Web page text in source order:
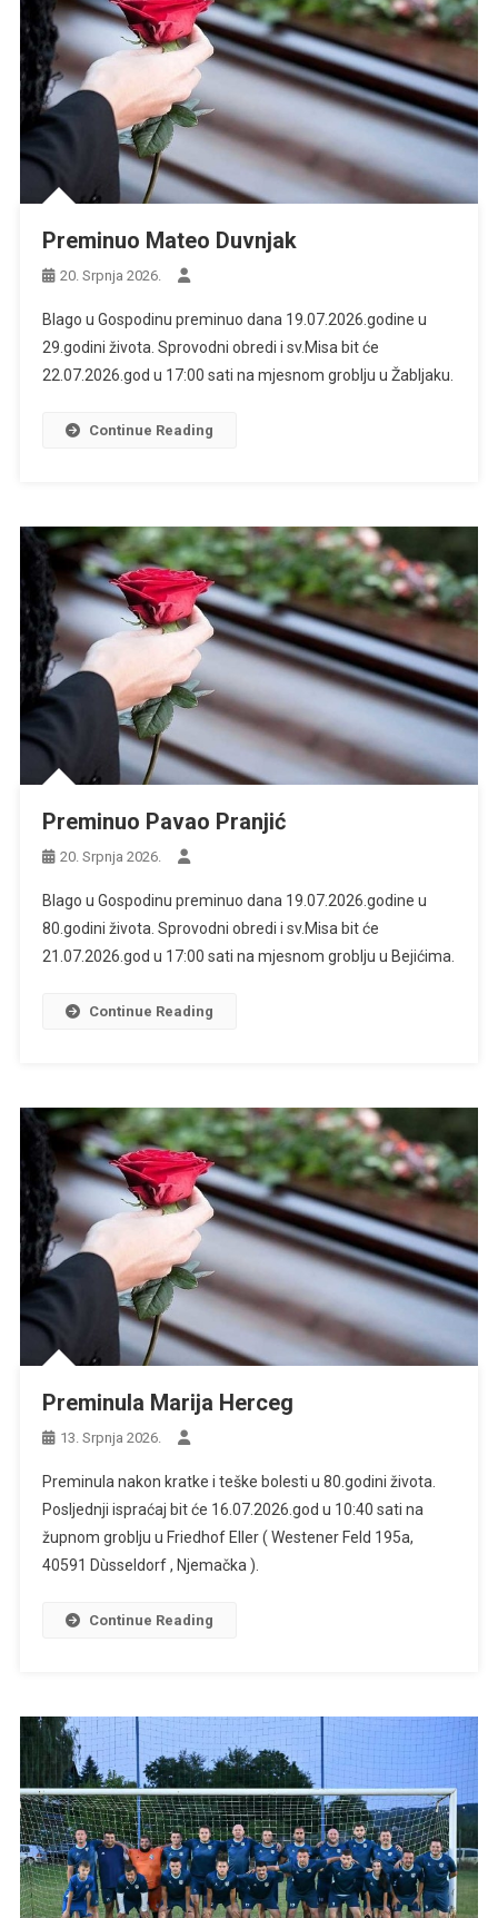
Preminuo Mateo Duvnjak
20. Srpnja 2026.
Blago u Gospodinu preminuo dana 19.07.2026.godine u
29.godini života. Sprovodni obredi i sv.Misa bit će
22.07.2026.god u 17:00 sati na mjesnom groblju u Žabljaku.
Continue Reading
Preminuo Pavao Pranjić
20. Srpnja 2026.
Blago u Gospodinu preminuo dana 19.07.2026.godine u
80.godini života. Sprovodni obredi i sv.Misa bit će
21.07.2026.god u 17:00 sati na mjesnom groblju u Bejićima.
Continue Reading
Preminula Marija Herceg
13. Srpnja 2026.
Preminula nakon kratke i teške bolesti u 80.godini života.
Posljednji ispraćaj bit će 16.07.2026.god u 10:40 sati na
župnom groblju u Friedhof Eller ( Westener Feld 195a,
40591 Dùsseldorf , Njemačka ).
Continue Reading